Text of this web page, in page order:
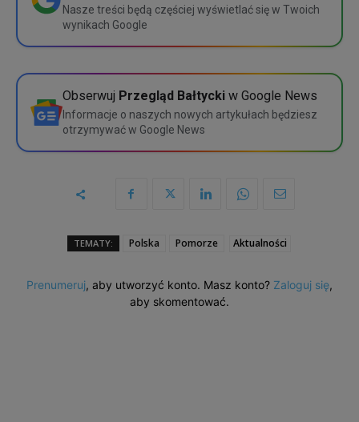
Nasze treści będą częściej wyświetlać się w Twoich
wynikach Google
Obserwuj Przegląd Bałtycki w Google News
Informacje o naszych nowych artykułach będziesz
otrzymywać w Google News
TEMATY: Polska Pomorze Aktualności
Prenumeruj, aby utworzyć konto. Masz konto? Zaloguj się,
aby skomentować.